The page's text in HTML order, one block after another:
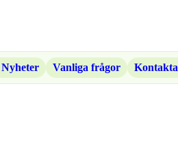
Nyheter Vanliga frågor Kontakta